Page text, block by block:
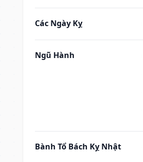
Các Ngày Kỵ
Ngũ Hành
Bành Tổ Bách Kỵ Nhật